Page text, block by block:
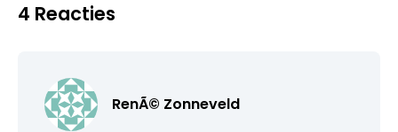
4 Reacties
RenÃ© Zonneveld